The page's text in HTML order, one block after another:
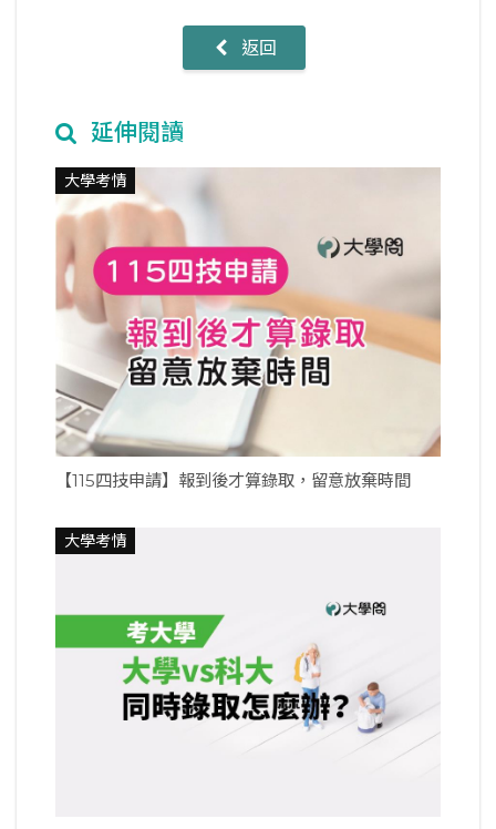
返回
延伸閱讀
大學考情
【115四技申請】報到後才算錄取，留意放棄時間
大學考情